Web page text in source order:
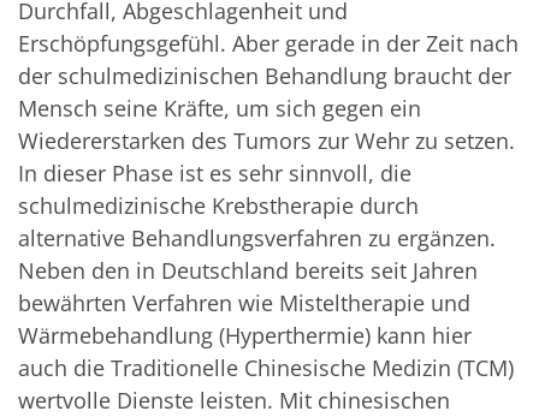
Durchfall, Abgeschlagenheit und
Erschöpfungsgefühl. Aber gerade in der Zeit nach
der schulmedizinischen Behandlung braucht der
Mensch seine Kräfte, um sich gegen ein
Wiedererstarken des Tumors zur Wehr zu setzen.
In dieser Phase ist es sehr sinnvoll, die
schulmedizinische Krebstherapie durch
alternative Behandlungsverfahren zu ergänzen.
Neben den in Deutschland bereits seit Jahren
bewährten Verfahren wie Misteltherapie und
Wärmebehandlung (Hyperthermie) kann hier
auch die Traditionelle Chinesische Medizin (TCM)
wertvolle Dienste leisten. Mit chinesischen